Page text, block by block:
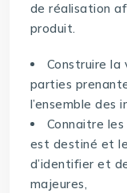
de réalisation
produit.
Construire la
parties
l’ensemble des
Connaitre
est destiné et
d’identifier et
majeures,